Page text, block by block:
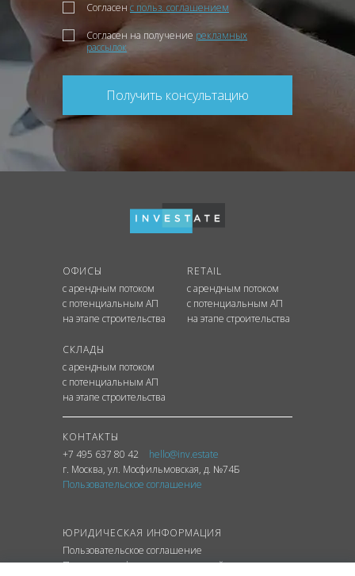
Согласен с польз. соглашением
Согласен на получение рекламных
рассылок
Получить консультацию
ОФИСЫ
с арендным потоком
с потенциальным АП
на этапе строительства
RETAIL
с арендным потоком
с потенциальным АП
на этапе строительства
СКЛАДЫ
с арендным потоком
с потенциальным АП
на этапе строительства
КОНТАКТЫ
+7 495 637 80 42
hello@inv.estate
г. Москва, ул. Мосфильмовская, д. №74Б
Пользовательское соглашение
ЮРИДИЧЕСКАЯ ИНФОРМАЦИЯ
Пользовательское соглашение
Политика конфиденциальности сайта